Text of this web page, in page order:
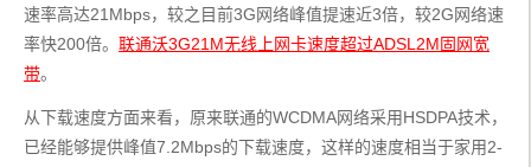
速率高达21Mbps，较之目前3G网络峰值提速近3倍，较2G网络速
率快200倍。 联通沃3G21M无线上网卡速度超过ADSL2M固网宽
带。
从下载速度方面来看，原来联通的WCDMA网络采用HSDPA技术，
已经能够提供峰值7.2Mbps的下载速度，这样的速度相当于家用2-